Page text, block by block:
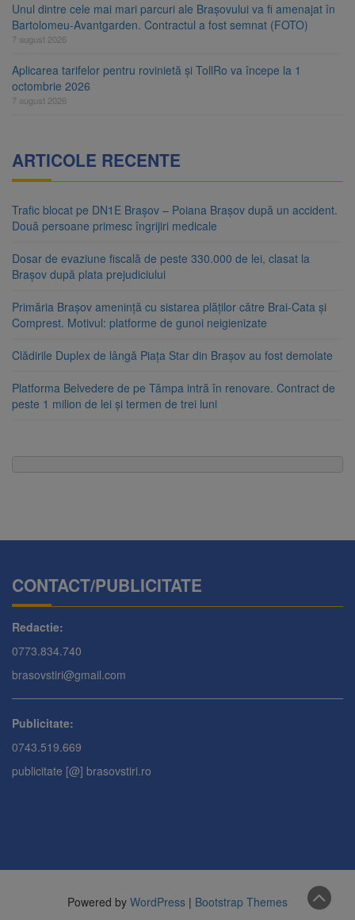
Unul dintre cele mai mari parcuri ale Brașovului va fi amenajat în
Bartolomeu-Avantgarden. Contractul a fost semnat (FOTO)
7 august 2026
Aplicarea tarifelor pentru rovinietă și TollRo va începe la 1
octombrie 2026
7 august 2026
ARTICOLE RECENTE
Trafic blocat pe DN1E Brașov – Poiana Brașov după un accident.
Două persoane primesc îngrijiri medicale
Dosar de evaziune fiscală de peste 330.000 de lei, clasat la
Brașov după plata prejudiciului
Primăria Brașov amenință cu sistarea plăților către Brai-Cata și
Comprest. Motivul: platforme de gunoi neigienizate
Clădirile Duplex de lângă Piața Star din Brașov au fost demolate
Platforma Belvedere de pe Tâmpa intră în renovare. Contract de
peste 1 milion de lei și termen de trei luni
CONTACT/PUBLICITATE
Redactie:
0773.834.740
brasovstiri@gmail.com
Publicitate:
0743.519.669
publicitate [@] brasovstiri.ro
Powered by WordPress | Bootstrap Themes